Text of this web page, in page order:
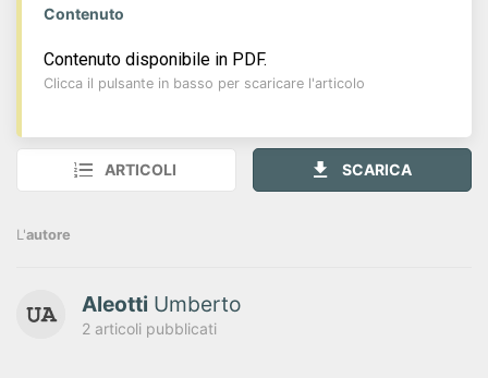
Contenuto
Contenuto disponibile in PDF.
Clicca il pulsante in basso per scaricare l'articolo
ARTICOLI SCARICA
L'autore
Aleotti Umberto
2 articoli pubblicati